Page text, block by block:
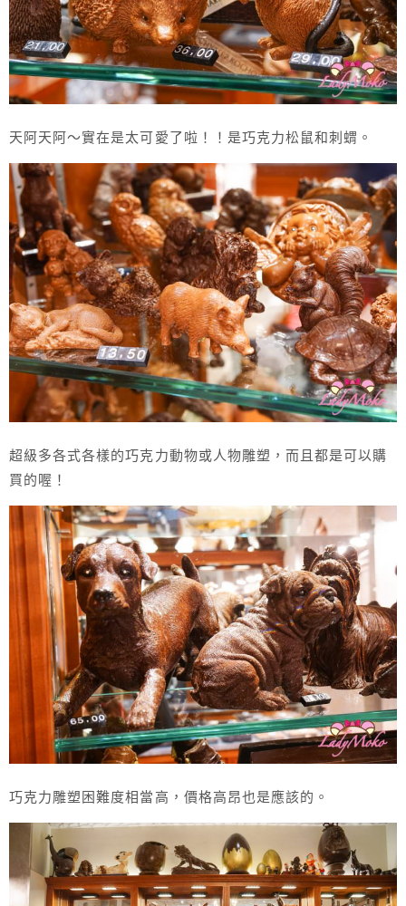
天阿天阿～實在是太可愛了啦！！是巧克力松鼠和刺蝟。
超級多各式各樣的巧克力動物或人物雕塑，而且都是可以購
買的喔！
巧克力雕塑困難度相當高，價格高昂也是應該的。